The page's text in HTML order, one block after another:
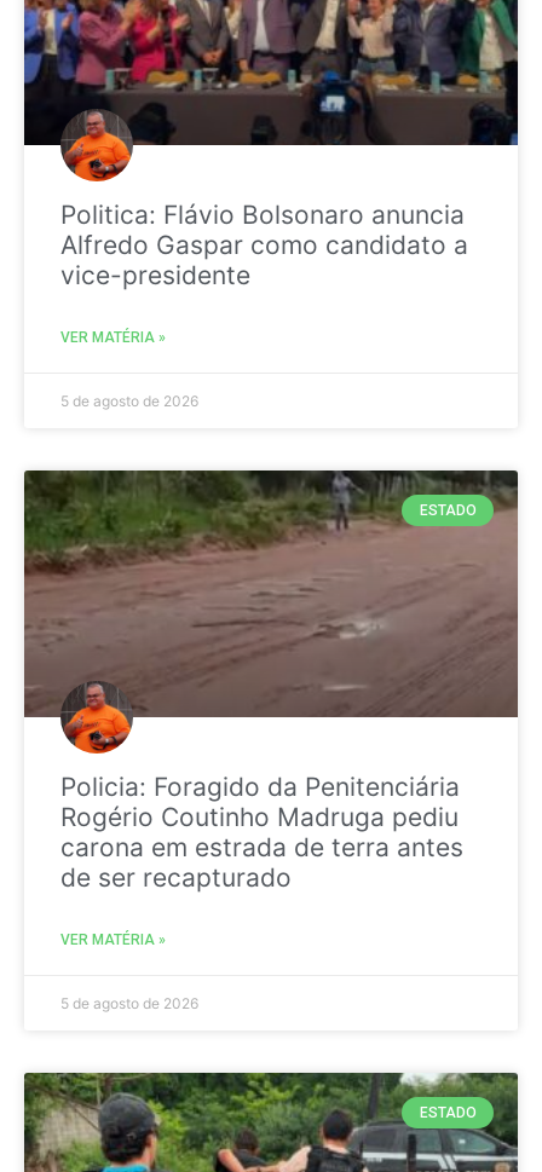
Politica: Flávio Bolsonaro anuncia
Alfredo Gaspar como candidato a
vice-presidente
VER MATÉRIA »
5 de agosto de 2026
ESTADO
Policia: Foragido da Penitenciária
Rogério Coutinho Madruga pediu
carona em estrada de terra antes
de ser recapturado
VER MATÉRIA »
5 de agosto de 2026
ESTADO